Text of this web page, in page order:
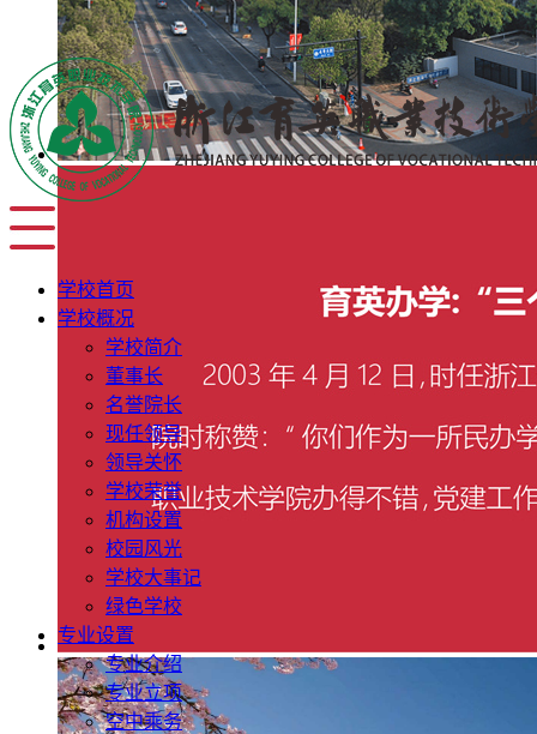
学校首页
学校概况
学校简介
董事长
名誉院长
现任领导
领导关怀
学校荣誉
机构设置
校园风光
学校大事记
绿色学校
专业设置
专业介绍
专业立项
空中乘务